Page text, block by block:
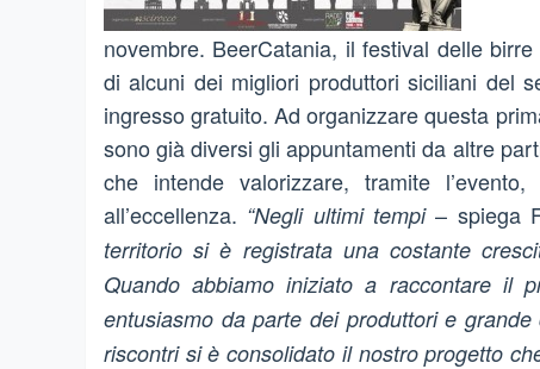
novembre. BeerCatania, il festival delle
di alcuni dei migliori produttori siciliani del
ingresso gratuito. Ad organizzare questa
sono già diversi gli appuntamenti da altre
che intende valorizzare, tramite
all’eccellenza. “Negli ultimi tempi– spiega
territorio si è registrata una costante
Quando abbiamo iniziato a raccontare il
entusiasmo da parte dei produttori e
riscontri si è consolidato il nostro progetto